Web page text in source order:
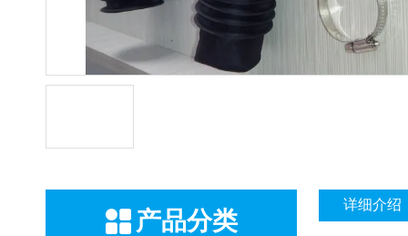
产品分类
详细介绍